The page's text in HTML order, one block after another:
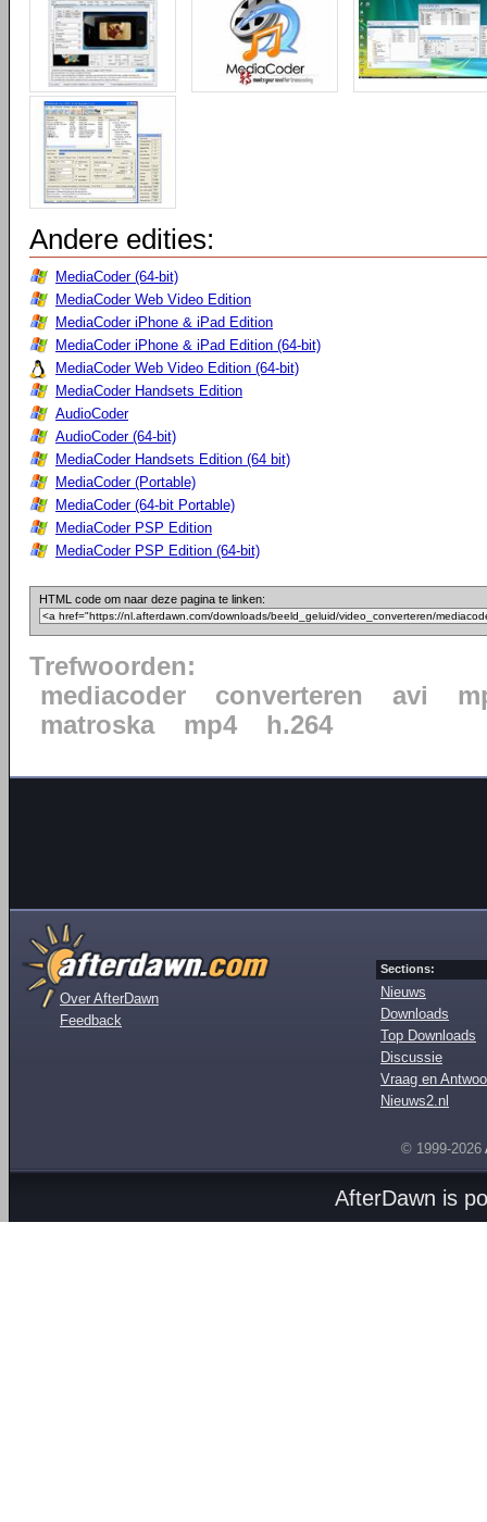
Andere edities:
MediaCoder (64-bit)
MediaCoder Web Video Edition
MediaCoder iPhone & iPad Edition
MediaCoder iPhone & iPad Edition (64-bit)
MediaCoder Web Video Edition (64-bit)
MediaCoder Handsets Edition
AudioCoder
AudioCoder (64-bit)
MediaCoder Handsets Edition (64 bit)
MediaCoder (Portable)
MediaCoder (64-bit Portable)
MediaCoder PSP Edition
MediaCoder PSP Edition (64-bit)
HTML code om naar deze pagina te linken:
Trefwoorden:
mediacoder
converteren avi
matroska
mp4 h.264
Over AfterDawn
Feedback
Sections:
Nieuws
Downloads
Top Downloads
Discussie
Vraag en
Nieuws2.nl
© 1999-2026
AfterDawn is